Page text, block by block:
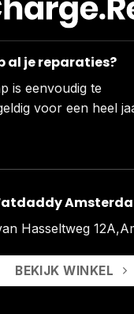
al je reparaties?
is eenvoudig te
voor een heel
Hasseltweg
BEKIJK WINKEL